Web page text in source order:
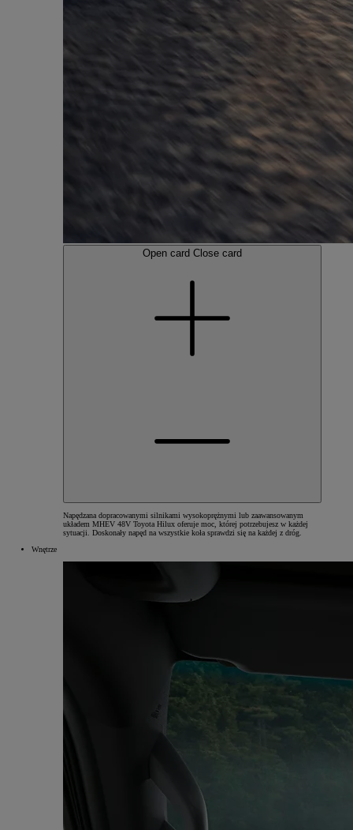
Open card Close card
Napędzana dopracowanymi silnikami wysokoprężnymi lub zaawansowanym
układem MHEV 48V Toyota Hilux oferuje moc, której potrzebujesz w każdej
sytuacji. Doskonały napęd na wszystkie koła sprawdzi się na każdej z dróg.
Wnętrze